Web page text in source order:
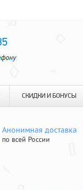
СКИДКИ И БОНУСЫ
Анонимная доставка
по всей России